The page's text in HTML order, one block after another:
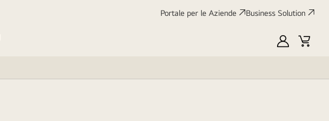
Portale per le Aziende Business Solution
My
Cart